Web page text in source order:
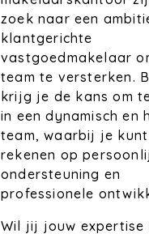
zoek naar een
klantgerichte
vastgoedmakelaar
team te versterken.
krijg je de kans om
in een dynamisch en
team, waarbij je kunt
rekenen op
ondersteuning en
professionele
Wil jij jouw expertise